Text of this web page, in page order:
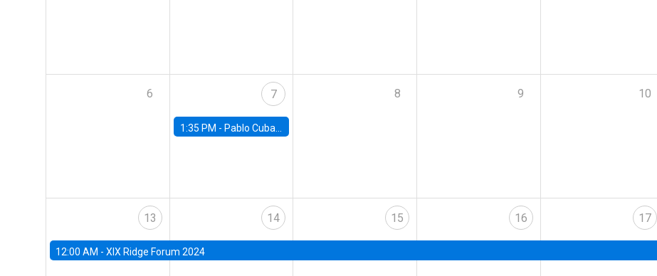
6 7
1:35 PM - Pablo Cuba, FED Board
8 9 10
13
12:00 AM - XIX Ridge Forum 2024
14 15 16 17